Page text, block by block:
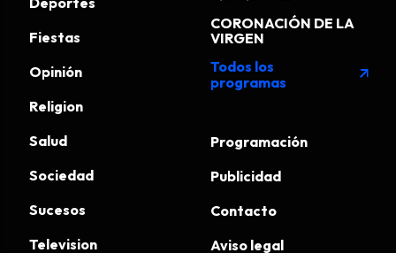
Fiestas
Opinión
Religion
Salud
Sociedad
Sucesos
Television
CORONACIÓN DE LA
VIRGEN
Todos los
programas
arrow_outward
Programación
Publicidad
Contacto
Aviso legal